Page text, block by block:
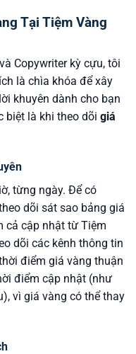
Tại Tiệm Vàng
Copywriter kỳ cựu, tôi
là chìa khóa để xây
khuyên dành cho bạn
biệt là khi theo dõi giá
từng ngày. Để có
dõi sát sao bảng giá
cả cập nhật từ Tiệm
dõi các kênh thông tin
điểm giá vàng thuận
điểm cập nhật (như
vì giá vàng có thể thay